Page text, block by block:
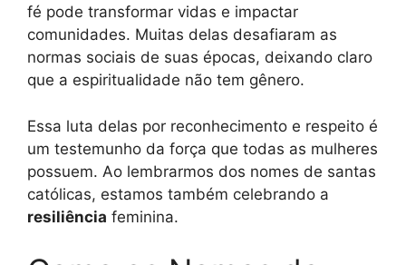
fé pode transformar vidas e impactar
comunidades. Muitas delas desafiaram as
normas sociais de suas épocas, deixando claro
que a espiritualidade não tem gênero.
Essa luta delas por reconhecimento e respeito é
um testemunho da força que todas as mulheres
possuem. Ao lembrarmos dos nomes de santas
católicas, estamos também celebrando a
resiliência feminina.